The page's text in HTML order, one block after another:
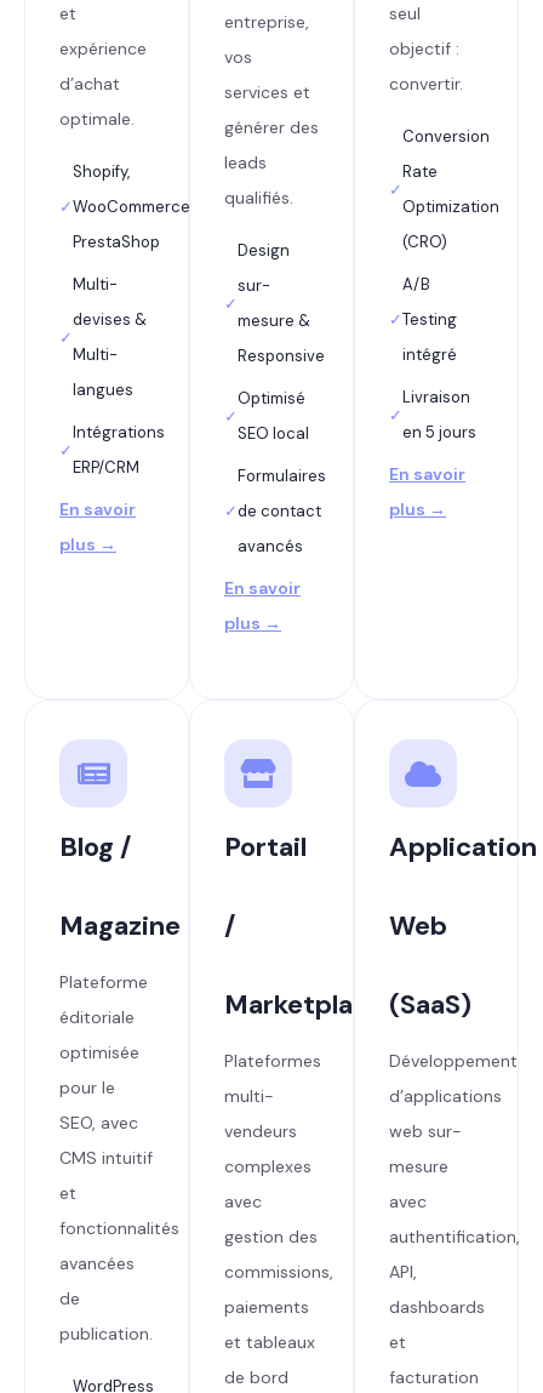
et
expérience
d’achat
optimale.
✓
Shopify,
WooCommerce,
PrestaShop
✓
Multi-
devises &
Multi-
langues
✓
Intégrations
ERP/CRM
En savoir
plus →
entreprise,
vos
services et
générer des
leads
qualifiés.
✓
Design
sur-
mesure &
Responsive
✓
Optimisé
SEO local
✓
Formulaires
de contact
avancés
En savoir
plus →
seul
objectif :
convertir.
✓
Conversion
Rate
Optimization
(CRO)
✓
A/B
Testing
intégré
✓
Livraison
en 5 jours
En savoir
plus →
Blog /
Magazine
Plateforme
éditoriale
optimisée
pour le
SEO, avec
CMS intuitif
et
fonctionnalités
avancées
de
publication.
WordPress
Portail
/
Marketplace
Plateformes
multi-
vendeurs
complexes
avec
gestion des
commissions,
paiements
et tableaux
de bord
Application
Web
(SaaS)
Développement
d’applications
web sur-
mesure
avec
authentification,
API,
dashboards
et
facturation